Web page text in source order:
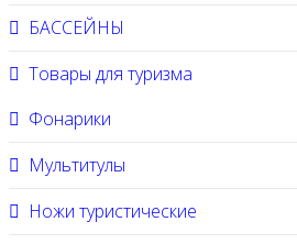
БАССЕЙНЫ
Товары для туризма
Фонарики
Мультитулы
Ножи туристические